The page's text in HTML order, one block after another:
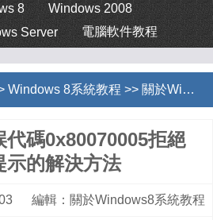
8
Windows 2008
Server 電腦軟件教程
Windows 8系統教程 >> 關於Windows8系統教程
碼0x80070005拒絕
示的解決方法
編輯：關於Windows8系統教程